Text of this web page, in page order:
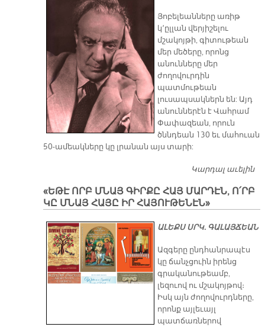
Յոբելեանները առիթ
կ՚ըլլան վերյիշելու
մշակոյթի, գիտութեան
մեր մեծերը, որոնց
անունները մեր
ժողովուրդին
պատմութեան
լուսապսակներն են: Այդ
անուններէն է Վահրամ
Փափազեան, որուն
ծննդեան 130 եւ մահուան
50-ամեակները կը լրանան այս տարի:
Կարդալ աւելին
«ԵԹԷ ՈՐԲ ՄՆԱՅ ԳԻՐՔԸ ՀԱՅ ՄԱՐԴԷՆ, Ո՛ՐԲ
ԿԸ ՄՆԱՅ ՀԱՅԸ ԻՐ ՀԱՅՈՒԹԵՆԷՆ»
ԱԼԵՔՍ ՍՐԿ. ԳԱԼԱՅՃԵԱՆ
Ազգերը ընդհանրապէս
կը ճանչցուին իրենց
գրականութեամբ,
լեզուով ու մշակոյթով։
Իսկ այն ժողովուրդները,
որոնք այլեւայլ
պատճառներով